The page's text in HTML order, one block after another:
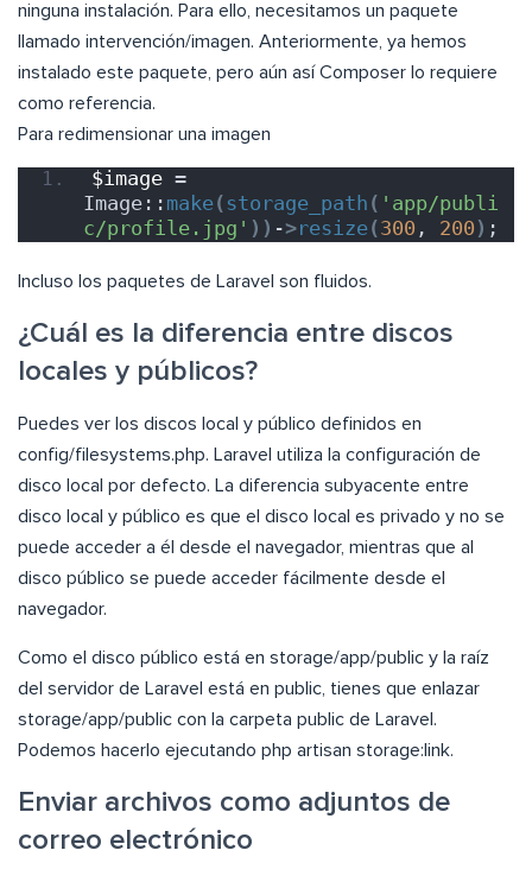
ninguna instalación. Para ello, necesitamos un paquete
llamado intervención/imagen. Anteriormente, ya hemos
instalado este paquete, pero aún así Composer lo requiere
como referencia.
Para redimensionar una imagen
$image =
Image:: make(storage_path ( 'app/publi
c/profile.jpg' )) ->resize(300 , 200 ) ;
Incluso los paquetes de Laravel son fluidos.
¿Cuál es la diferencia entre discos
locales y públicos?
Puedes ver los discos local y público definidos en
config/filesystems.php. Laravel utiliza la configuración de
disco local por defecto. La diferencia subyacente entre
disco local y público es que el disco local es privado y no se
puede acceder a él desde el navegador, mientras que al
disco público se puede acceder fácilmente desde el
navegador.
Como el disco público está en storage/app/public y la raíz
del servidor de Laravel está en public, tienes que enlazar
storage/app/public con la carpeta public de Laravel.
Podemos hacerlo ejecutando php artisan storage:link.
Enviar archivos como adjuntos de
correo electrónico